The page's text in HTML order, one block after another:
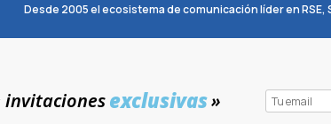
Desde 2005 el ecosistema de comunicación líder en RSE,
invitacionesexclusivas»